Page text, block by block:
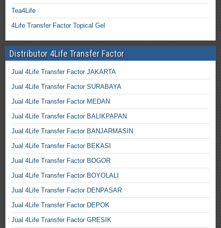
Tea4Life
4Life Transfer Factor Topical Gel
Distributor 4Life Transfer Factor
Jual 4Life Transfer Factor JAKARTA
Jual 4Life Transfer Factor SURABAYA
Jual 4Life Transfer Factor MEDAN
Jual 4Life Transfer Factor BALIKPAPAN
Jual 4Life Transfer Factor BANJARMASIN
Jual 4Life Transfer Factor BEKASI
Jual 4Life Transfer Factor BOGOR
Jual 4Life Transfer Factor BOYOLALI
Jual 4Life Transfer Factor DENPASAR
Jual 4Life Transfer Factor DEPOK
Jual 4Life Transfer Factor GRESIK